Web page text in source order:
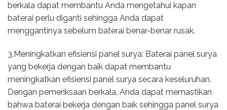
berkala dapat membantu Anda mengetahui kapan
baterai perlu diganti sehingga Anda dapat
menggantinya sebelum baterai benar-benar rusak.
3.Meningkatkan efisiensi panel surya: Baterai panel surya
yang bekerja dengan baik dapat membantu
meningkatkan efisiensi panel surya secara keseluruhan.
Dengan pemeriksaan berkala, Anda dapat memastikan
bahwa baterai bekerja dengan baik sehingga panel surya